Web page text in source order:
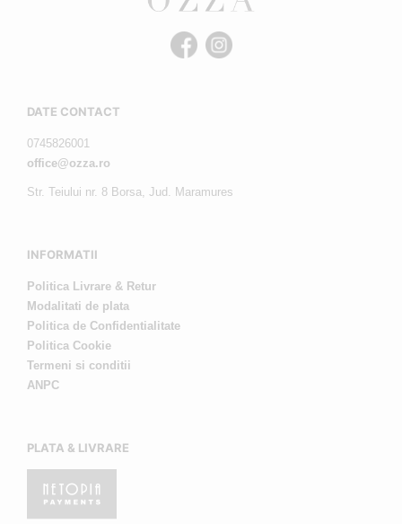
DATE CONTACT
0745826001
office@ozza.ro
Str. Teiului nr. 8 Borsa, Jud. Maramures
INFORMATII
Politica Livrare & Retur
Modalitati de plata
Politica de Confidentialitate
Politica Cookie
Termeni si conditii
ANPC
PLATA & LIVRARE